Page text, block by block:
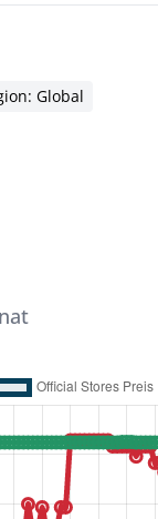
Global